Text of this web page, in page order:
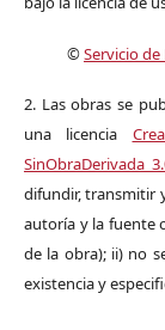
©Servicio
2. Las obras se
una licencia
SinObraDerivada
difundir, transmitir
autoría y la fuente
de la obra); ii) no
existencia y